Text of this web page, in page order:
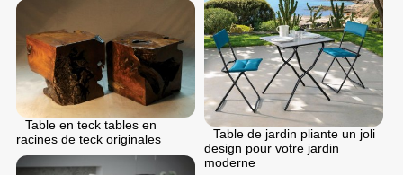
Table de jardin pliante un joli
design pour votre jardin
moderne
Table en teck tables en
racines de teck originales